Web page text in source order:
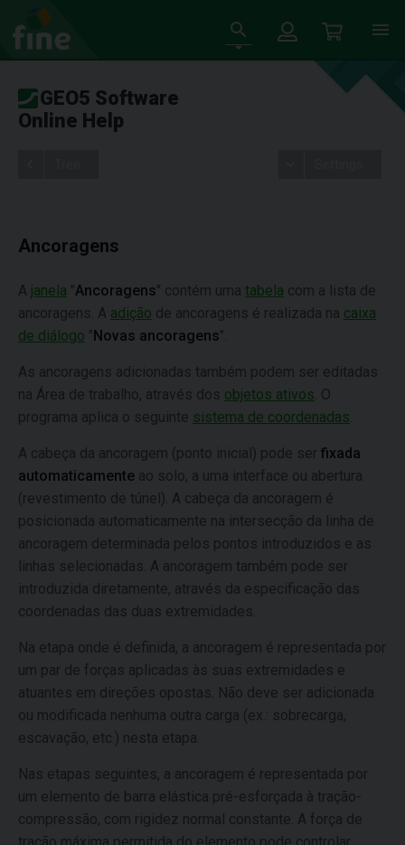
GEO5 Software
Online Help
Ancoragens
A janela "Ancoragens" contém uma tabela com a lista de
ancoragens. A adição de ancoragens é realizada na caixa
de diálogo "Novas ancoragens".
As ancoragens adicionadas também podem ser editadas
na Área de trabalho, através dos objetos ativos . O
programa aplica o seguinte sistema de coordenadas
A cabeça da ancoragem (ponto inicial) pode ser fixada
automaticamente ao solo, a uma interface ou abertura
(revestimento de túnel). A cabeça da ancoragem é
posicionada automaticamente na intersecção da linha de
ancoragem determinada pelos pontos introduzidos e as
linhas selecionadas. A ancoragem também pode ser
introduzida diretamente, através da especificação das
coordenadas das duas extremidades.
Na etapa onde é definida, a ancoragem é representada por
um par de forças aplicadas às suas extremidades e
atuantes em direções opostas. Não deve ser adicionada
ou modificada nenhuma outra carga (ex.: sobrecarga,
escavação, etc.) nesta etapa.
Nas etapas seguintes, a ancoragem é representada por
um elemento de barra elástica pré-esforçada à tração-
compressão, com rigidez normal constante. A força de